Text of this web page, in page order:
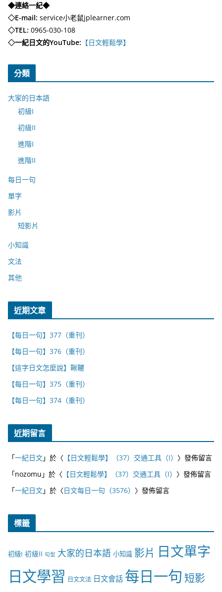
◆連絡一紀◆
◇E-mail: service小老鼠jplearner.com
◇TEL: 0965-030-108
◇一紀日文的YouTube: 【日文輕鬆學】
分類
大家的日本語
初級I
初級II
進階I
進階II
每日一句
單字
影片
短影片
小知識
文法
其他
近期文章
【每日一句】377（重刊）
【每日一句】376（重刊）
【這字日文怎麼說】鞦韆
【每日一句】375（重刊）
【每日一句】374（重刊）
近期留言
「一紀日文」於〈 【日文輕鬆學】（37）交通工具（I） 〉發佈留言
「nozomu 」於〈 【日文輕鬆學】（37）交通工具（I） 〉發佈留言
「一紀日文」於〈日文每日一句（3576） 〉發佈留言
標籤
初級I 初級II 句型 大家的日本語 小知識 影片 日文單字
日文學習 日文文法 日文會話 每日一句 短影